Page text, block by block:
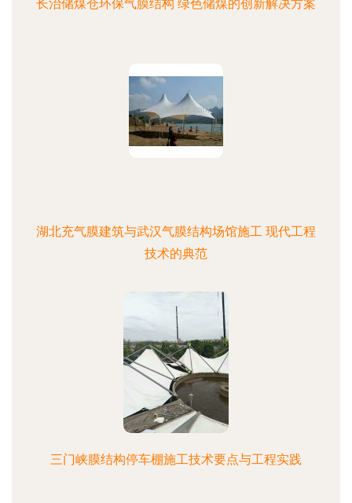
长治储煤仓环保气膜结构 绿色储煤的创新解决方案
湖北充气膜建筑与武汉气膜结构场馆施工 现代工程
技术的典范
三门峡膜结构停车棚施工技术要点与工程实践